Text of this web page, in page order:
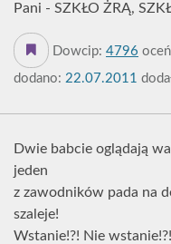
Pani - SZKŁO ŻRĄ,
Dowcip: 4796
dodano: 22.07.2011
Dwie babcie oglądają
jeden
z zawodników pada na
szaleje!
Wstanie!?! Nie